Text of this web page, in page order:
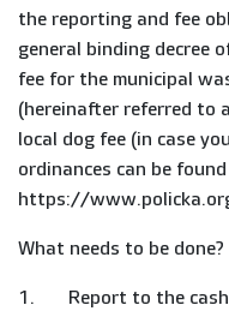
the reporting and fee
general binding decree
fee for the municipal
(hereinafter referred to
local dog fee (in case
ordinances can be
https://
What needs to be done?
1. Report to the cash